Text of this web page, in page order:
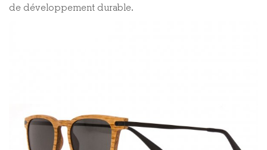
de développement durable.